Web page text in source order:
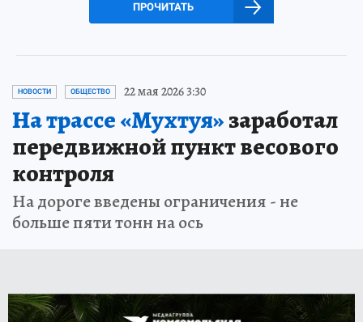
ПРОЧИТАТЬ
НОВОСТИ ОБЩЕСТВО 22 мая 2026 3:30
На трассе «Мухтуя»заработал
передвижной пункт весового
контроля
На дороге введены ограничения - не
больше пяти тонн на ось